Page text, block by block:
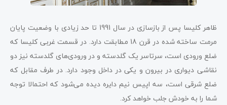
ظاهر کلیسا پس از بازسازی در سال 1991 تا حد زیادی با وضعیت پایان
مرمت ساخته شده در قرن 18 مطابقت دارد. در قسمت غربی کلیسا که
ضلع ورودی است، سرتاسر یک گلدسته و در ورودی‌های گلدسته نیز دو
نقاشی دیواری در بیرون و یکی در داخل وجود دارد. در طرف مقابل که
ضلع شرقی است، سه اپیس نیم دایره دیده می‌شود که احتمالا توجه
شما را به خودش جلب خواهد کرد.